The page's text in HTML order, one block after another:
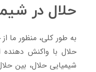
حلال در
به طور کلی، منظور ما از
حلال با واکنش
شیمیایی حلال، بین